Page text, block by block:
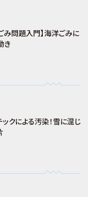
み問題入門】海洋ごみに
き
クによる汚染！雪に混じ